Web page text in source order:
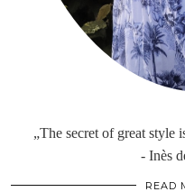
„The secret of great style
- Inès
READ